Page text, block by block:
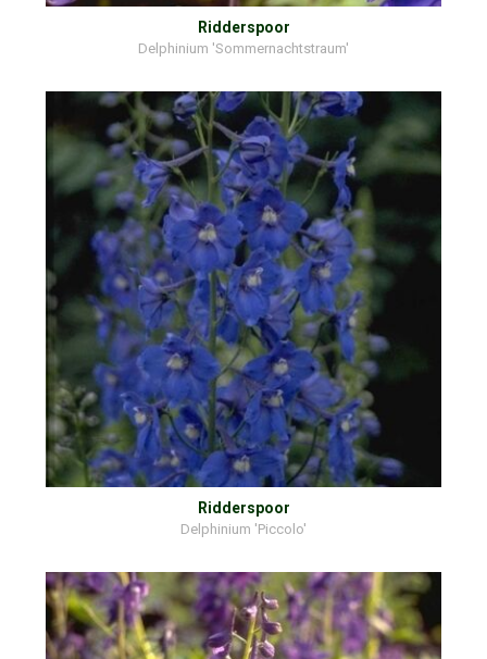
Ridderspoor
Delphinium 'Sommernachtstraum'
Ridderspoor
Delphinium 'Piccolo'